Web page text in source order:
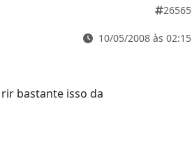
26565
10/05/2008 às 02:15
bastante isso da